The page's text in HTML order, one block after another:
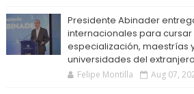
Presidente Abinader
internacionales para
especialización, maestrías
universidades del extranjero
Felipe Montilla Aug 07,